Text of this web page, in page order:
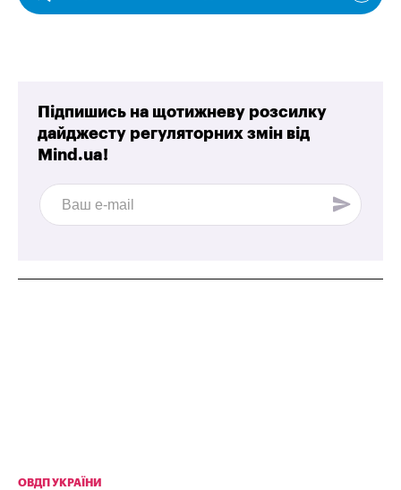
Підпишись на щотижневу розсилку
дайджесту регуляторних змін від
Mind.ua!
ОВДП УКРАЇНИ